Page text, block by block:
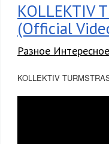
KOLLEKTIV
(Official
Разное Интересное
KOLLEKTIV